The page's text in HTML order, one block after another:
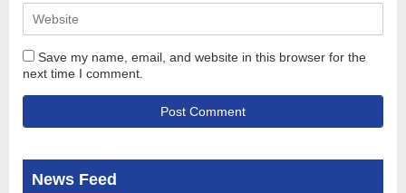
Save my name, email, and website in this browser for the
next time I comment.
News Feed